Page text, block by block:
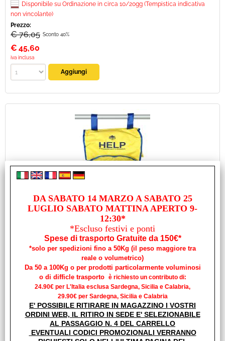
Disponibile su Ordinazione in circa 10/20gg (Tempistica indicativa
non vincolante)
Prezzo:
€ 76,05 Sconto 40%
€ 45,60
iva inclusa
SCALETTA DI EMERGENZA "HELP" CM249 9 GRADINI
Cod. art.:
Unità di misura:
SCALETTA DI EMERGENZA "HELP" CM249 9 GRADINI
Fabbricata in cinghia di poliestere e gradini in plastica
antiurto Completa di sacco in [...]
Disponibilità:
Disponibile su Ordinazione in circa 10/20gg (Tempistica indicativa
non vincolante)
Prezzo:
DA SABATO 14 MARZO A SABATO 25
LUGLIO SABATO MATTINA APERTO 9-
12:30*
*Escluso festivi e ponti
Spese di trasporto Gratuite da 150€*
*solo per spedizioni fino a 50Kg (il peso maggiore tra
reale o volumetrico)
Da 50 a 100Kg o per prodotti particolarmente voluminosi
o di difficle trasporto è richiesto un contributo di:
24.90€ per L'Italia esclusa Sardegna, Sicilia e Calabria,
29.90€ per Sardegna, Sicilia e Calabria
E' POSSIBILE RITIRARE IN MAGAZZINO I VOSTRI
ORDINI WEB, IL RITIRO IN SEDE E' SELEZIONABILE
AL PASSAGGIO N. 4 DEL CARRELLO
EVENTUALI CODICI PROMOZIONALI VERRANNO